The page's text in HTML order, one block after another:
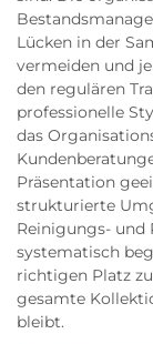
Lücken in der
vermeiden und
den regulären
professionelle
das
Präsentation
strukturierte
Reinigungs- und
systematisch
richtigen Platz
gesamte
bleibt.